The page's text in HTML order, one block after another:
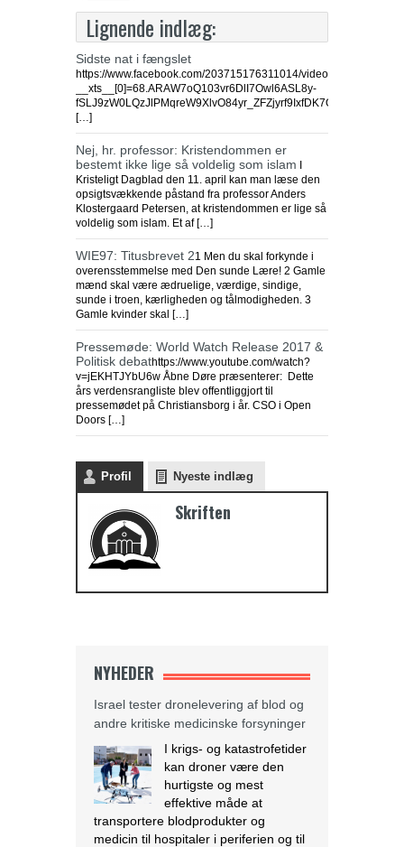
Lignende indlæg:
Sidste nat i fængslet
https://www.facebook.com/203715176311014/videos/
__xts__[0]=68.ARAW7oQ103vr6DlI7Owl6ASL8y-
[…]
Nej, hr. professor: Kristendommen er
bestemt ikke lige så voldelig som islam
Kristeligt Dagblad den 11. april kan man læse den
opsigtsvækkende påstand fra professor Anders
Klostergaard Petersen, at kristendommen er lige så
voldelig som islam. Et af […]
WIE97: Titusbrevet 21 Men du skal forkynde i
overensstemmelse med Den sunde Lære! 2 Gamle
mænd skal være ædruelige, værdige, sindige,
sunde i troen, kærligheden og tålmodigheden. 3
Gamle kvinder skal […]
Pressemøde: World Watch Release 2017 &
Politisk debathttps://www.youtube.com/watch?
v=jEKHTJYbU6w Åbne Døre præsenterer: Dette
års verdensrangliste blev offentliggjort til
pressemødet på Christiansborg i år. CSO i Open
Doors […]
Profil Nyeste indlæg
Skriften
NYHEDER
Israel tester dronelevering af blod og
andre kritiske medicinske forsyninger
I krigs- og katastrofetider
kan droner være den
hurtigste og mest
effektive måde at
transportere blodprodukter og
medicin til hospitaler i periferien og til